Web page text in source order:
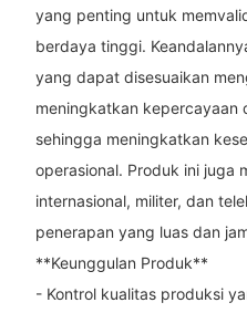
yang penting untuk
berdaya tinggi.
yang dapat disesuaikan
meningkatkan kepercayaan
sehingga meningkatkan
operasional. Produk ini juga
internasional, militer, dan
penerapan yang luas dan
**Keunggulan Produk**
- Kontrol kualitas produksi